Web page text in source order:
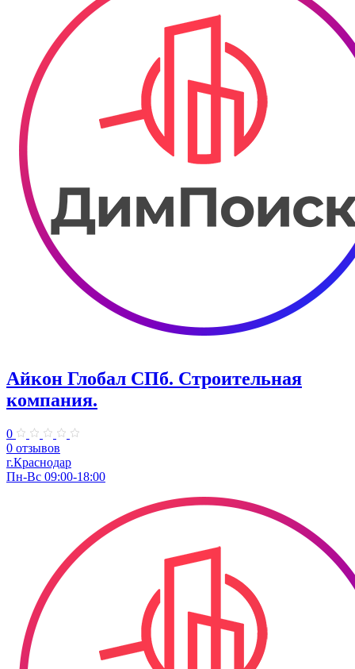
Айкон Глобал СПб. Строительная
компания.
0
0 отзывов
г.Краснодар
Пн-Вс 09:00-18:00